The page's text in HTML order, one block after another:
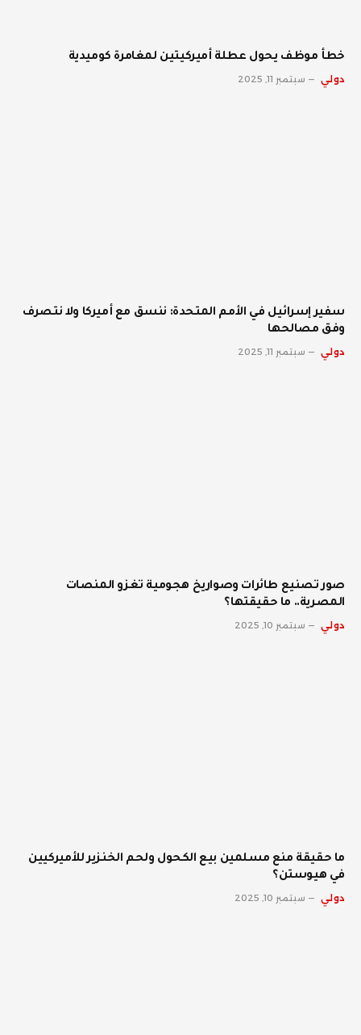
خطأ موظف يحول عطلة أميركيتين لمغامرة كوميدية
دولي سبتمبر 11, 2025
سفير إسرائيل في الأمم المتحدة: ننسق مع أميركا ولا نتصرف
وفق مصالحها
دولي سبتمبر 11, 2025
صور تصنيع طائرات وصواريخ هجومية تغزو المنصات
المصرية.. ما حقيقتها؟
دولي سبتمبر 10, 2025
ما حقيقة منع مسلمين بيع الكحول ولحم الخنزير للأميركيين
في هيوستن؟
دولي سبتمبر 10, 2025